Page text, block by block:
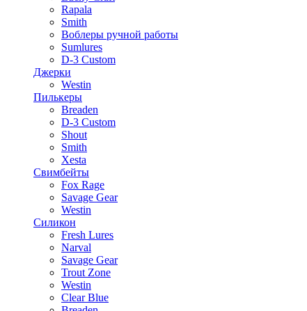
Rapala
Smith
Воблеры ручной работы
Sumlures
D-3 Custom
Джерки
Westin
Пилькеры
Breaden
D-3 Custom
Shout
Smith
Xesta
Свимбейты
Fox Rage
Savage Gear
Westin
Силикон
Fresh Lures
Narval
Savage Gear
Trout Zone
Westin
Clear Blue